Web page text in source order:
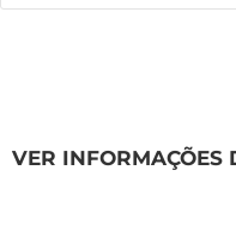
VER INFORMAÇÕES